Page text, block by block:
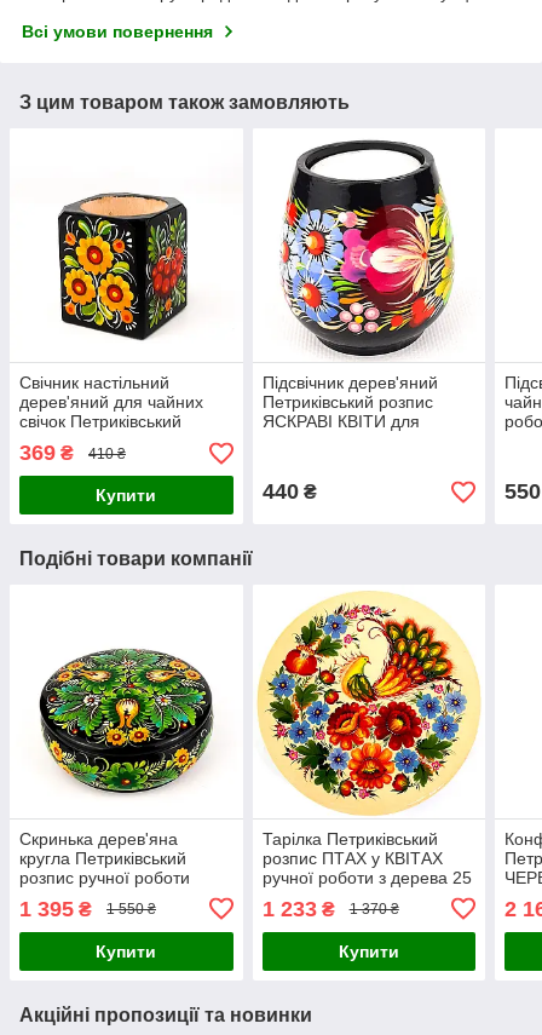
Всі умови повернення
З цим товаром також замовляють
Свічник настільний
дерев'яний для чайних
свічок Петриківський
розпис 5см ЖОВТІ КВІТИ
Український сувенір
369 ₴ 410 ₴
Купити
Підсвічник дерев'яний
Петриківський розпис
ЯСКРАВІ КВІТИ для
440₴ 550
Подібні товари компанії
Скринька дерев'яна
кругла Петриківський
розпис ручної роботи
15х6см малюнок ЗЕЛЕНІ
КВІТИ Український сувенір
1 395 ₴ 1 550 ₴
Купити
Тарілка Петриківський
розпис ПТАХ у КВІТАХ
ручної роботи з дерева 25
1 233₴ 1 370 ₴
Купити
см
2
Акційні пропозиції та новинки